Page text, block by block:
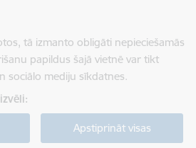
tā izmanto obligāti nepieciešamās
papildus šajā vietnē var tikt
sociālo mediju sīkdatnes.
Apstiprināt visas